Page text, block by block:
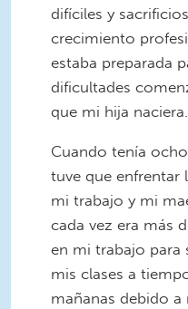
difíciles y
crecimiento
estaba preparada
dificultades
que mi hija naciera.
Cuando tenía
tuve que enfrentar
mi trabajo y mi
cada vez era más
en mi trabajo para
mis clases a
mañanas debido